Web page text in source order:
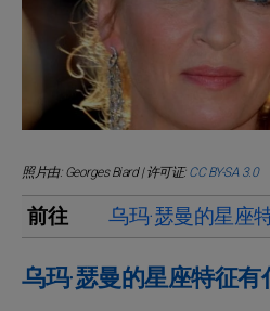
照片由: Georges Biard | 许可证:CC BY-SA 3.0
前往 乌玛·瑟曼的星座
乌玛·瑟曼的星座特征